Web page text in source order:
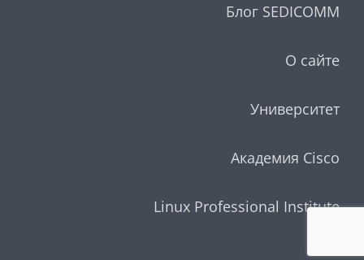
Блог SEDICOMM
О сайте
Университет
Академия Cisco
Linux Professional Institute